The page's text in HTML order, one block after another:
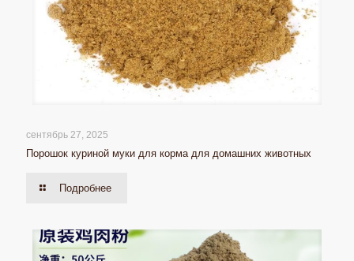
сентябрь 27, 2025
Порошок куриной муки для корма для домашних животных
Подробнее